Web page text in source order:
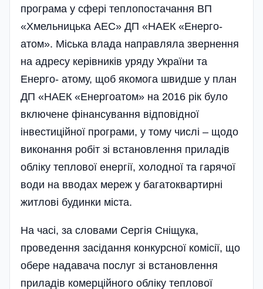
програма у сфері теплопостачання ВП
«Хмельницька АЕС» ДП «НАЕК «Енерго­
атом». Міська влада направляла звернення
на адресу керівників уряду України та
Енерго- атому, щоб якомога швидше у план
ДП «НАЕК «Енергоатом» на 2016 рік було
включене фінансування відповідної
інвестиційної програми, у тому числі – щодо
виконання робіт зі встановлення приладів
обліку теплової енергії, холодної та гарячої
води на вводах мереж у багатоквартирні
житлові будинки міста.
На часі, за словами Сергія Сніщука,
проведення засідання конкурсної комісії, що
обере надавача послуг зі встановлення
приладів комерційного обліку теплової